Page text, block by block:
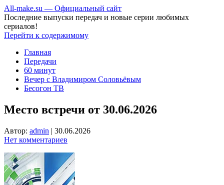
All-make.su — Официальный сайт
Последние выпуски передач и новые серии любимых
сериалов!
Перейти к содержимому
Главная
Передачи
60 минут
Вечер с Владимиром Соловьёвым
Бесогон ТВ
Место встречи от 30.06.2026
Автор: admin | 30.06.2026
Нет комментариев